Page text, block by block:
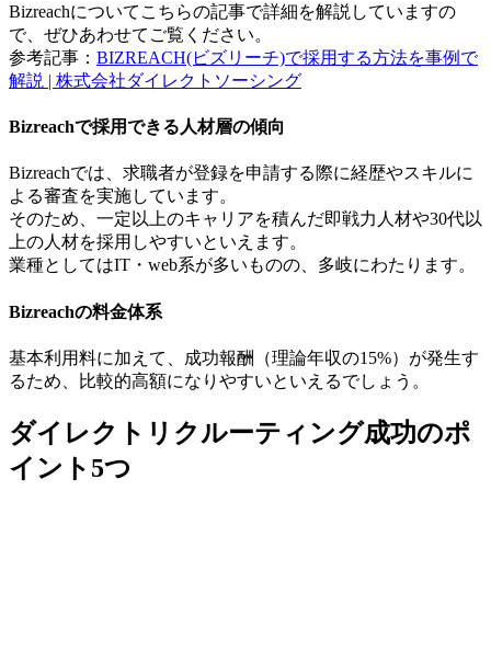
Bizreachについてこちらの記事で詳細を解説していますの
で、ぜひあわせてご覧ください。
参考記事： BIZREACH(ビズリーチ)で採用する方法を事例で
解説 | 株式会社ダイレクトソーシング
Bizreachで採用できる人材層の傾向
Bizreachでは、求職者が登録を申請する際に経歴やスキルに
よる審査を実施しています。
そのため、一定以上のキャリアを積んだ即戦力人材や30代以
上の人材を採用しやすいといえます。
業種としてはIT・web系が多いものの、多岐にわたります。
Bizreachの料金体系
基本利用料に加えて、成功報酬（理論年収の15%）が発生す
るため、比較的高額になりやすいといえるでしょう。
ダイレクトリクルーティング成功のポ
イント5つ